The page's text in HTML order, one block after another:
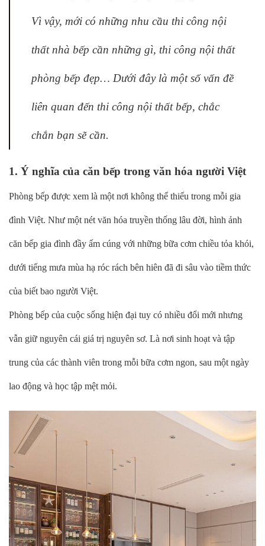
Vì vậy, mới có những nhu cầu thi công nội
thất nhà bếp cần những gì, thi công nội thất
phòng bếp đẹp… Dưới đây là một số vấn đề
liên quan đến thi công nội thất bếp, chắc
chắn bạn sẽ cần.
1. Ý nghĩa của căn bếp trong văn hóa người Việt
Phòng bếp được xem là một nơi không thể thiếu trong mỗi gia
đình Việt. Như một nét văn hóa truyền thống lâu đời, hình ảnh
căn bếp gia đình đầy ấm cúng với những bữa cơm chiều tỏa khói,
dưới tiếng mưa mùa hạ róc rách bên hiên đã đi sâu vào tiềm thức
của biết bao người Việt.
Phòng bếp của cuộc sống hiện đại tuy có nhiều đổi mới nhưng
vẫn giữ nguyên cái giá trị nguyên sơ. Là nơi sinh hoạt và tập
trung của các thành viên trong mỗi bữa cơm ngon, sau một ngày
lao động và học tập mệt mỏi.